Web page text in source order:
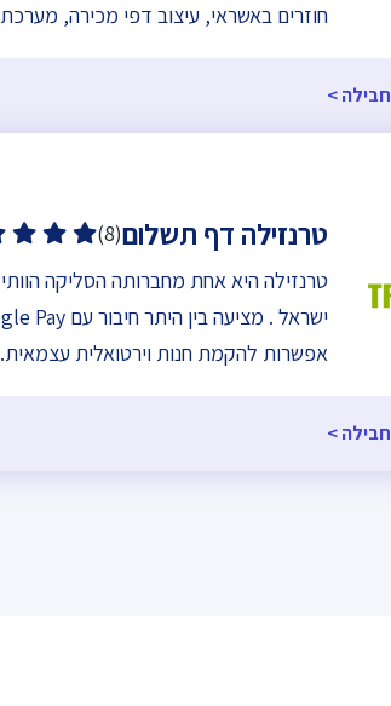
חוזרים באשראי, עיצוב דפי מכירה, מערכת CRM ואינטגרציה למערכות אי-קומרס מובילות.
>
טרנזילה דף תשלום(8)
אפשרות להקמת חנות וירטואלית עצמאית.
>